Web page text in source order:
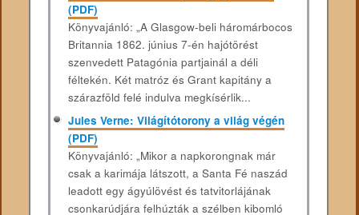
(PDF)
Könyvajánló: „A Glasgow-beli háromárbocos
Britannia 1862. június 7-én hajótörést
szenvedett Patagónia partjainál a déli
féltekén. Két matróz és Grant kapitány a
szárazföld felé indulva megkísérlik...
Jules Verne: Világítótorony a világ végén
(PDF)
Könyvajánló: „Mikor a napkorongnak már
csak a karimája látszott, a Santa Fé naszád
leadott egy ágyúlövést és tatvitorlájának
csonkarúdjára felhúzták a szélben kibomló